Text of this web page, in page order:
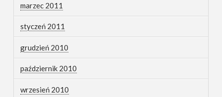
marzec 2011
styczeń 2011
grudzień 2010
październik 2010
wrzesień 2010